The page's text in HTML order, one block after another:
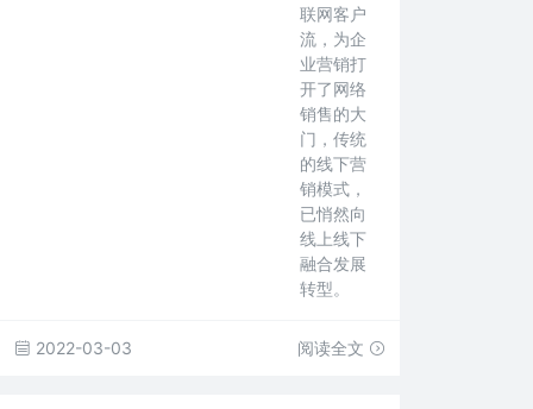
联网客户
流，为企
业营销打
开了网络
销售的大
门，传统
的线下营
销模式，
已悄然向
线上线下
融合发展
转型。
2022-03-03 阅读全文